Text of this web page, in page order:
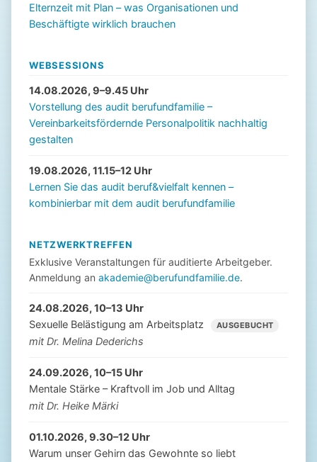
Elternzeit mit Plan – was Organisationen und
Beschäftigte wirklich brauchen
WEBSESSIONS
14.08.2026, 9–9.45 Uhr
Vorstellung des audit berufundfamilie –
Vereinbarkeitsfördernde Personalpolitik nachhaltig
gestalten
19.08.2026, 11.15–12 Uhr
Lernen Sie das audit beruf&vielfalt kennen –
kombinierbar mit dem audit berufundfamilie
NETZWERKTREFFEN
Exklusive Veranstaltungen für auditierte Arbeitgeber.
Anmeldung an akademie@berufundfamilie.de.
24.08.2026, 10–13 Uhr
Sexuelle Belästigung am Arbeitsplatz
AUSGEBUCHT
mit Dr. Melina Dederichs
24.09.2026, 10–15 Uhr
Mentale Stärke – Kraftvoll im Job und Alltag
mit Dr. Heike Märki
01.10.2026, 9.30–12 Uhr
Warum unser Gehirn das Gewohnte so liebt